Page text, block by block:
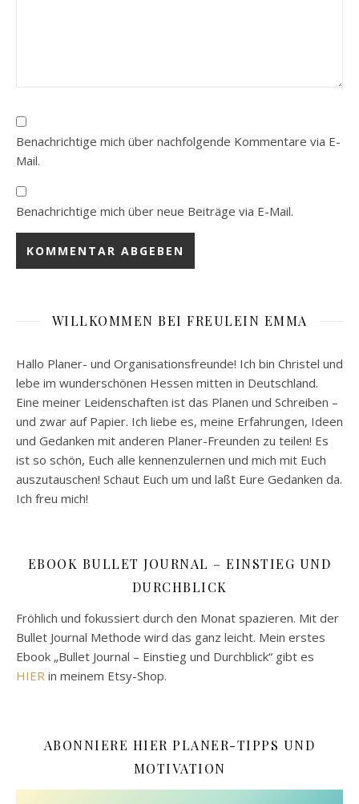
Benachrichtige mich über nachfolgende Kommentare via E-
Mail.
Benachrichtige mich über neue Beiträge via E-Mail.
WILLKOMMEN BEI FREULEIN EMMA
Hallo Planer- und Organisationsfreunde! Ich bin Christel und
lebe im wunderschönen Hessen mitten in Deutschland.
Eine meiner Leidenschaften ist das Planen und Schreiben –
und zwar auf Papier. Ich liebe es, meine Erfahrungen, Ideen
und Gedanken mit anderen Planer-Freunden zu teilen! Es
ist so schön, Euch alle kennenzulernen und mich mit Euch
auszutauschen! Schaut Euch um und laßt Eure Gedanken da.
Ich freu mich!
EBOOK BULLET JOURNAL – EINSTIEG UND
DURCHBLICK
Fröhlich und fokussiert durch den Monat spazieren. Mit der
Bullet Journal Methode wird das ganz leicht. Mein erstes
Ebook „Bullet Journal – Einstieg und Durchblick“ gibt es
HIER in meinem Etsy-Shop.
ABONNIERE HIER PLANER-TIPPS UND
MOTIVATION